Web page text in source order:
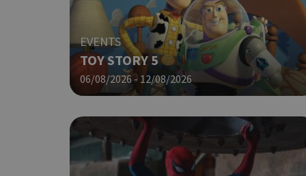
EVENTS
TOY STORY 5
06/08/2026 - 12/08/2026
G_ENABLED_IDPS
takeOverCookie